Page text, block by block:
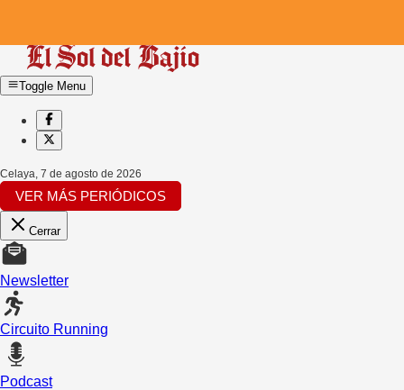
Toggle Menu
Celaya, 7 de agosto de 2026
VER MÁS PERIÓDICOS
Cerrar
Newsletter
Circuito Running
Podcast